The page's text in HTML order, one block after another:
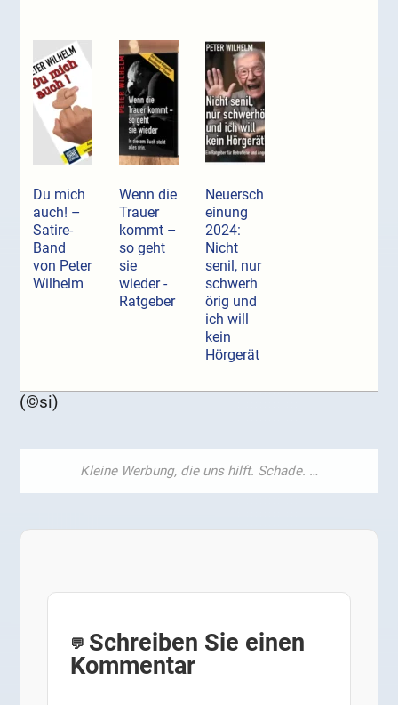
Du mich
auch! –
Satire-
Band
von Peter
Wilhelm
Wenn die
Trauer
kommt –
so geht
sie
wieder -
Ratgeber
Neuersch
einung
2024:
Nicht
senil, nur
schwerh
örig und
ich will
kein
Hörgerät
(©si)
Schreiben Sie einen
Kommentar